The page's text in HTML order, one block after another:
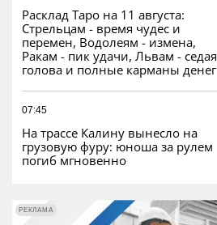
Расклад Таро на 11 августа:
Стрельцам - время чудес и
перемен, Водолеям - измена,
Ракам - пик удачи, Львам - седая
голова и полные карманы денег
07:45
На трассе Калину вынесло на
грузовую фуру: юноша за рулем
погиб мгновенно
РЕКЛАМА РЕКЛАМА